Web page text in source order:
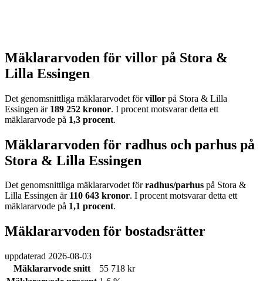
Mäklararvoden för villor på Stora &
Lilla Essingen
Det genomsnittliga mäklararvodet förvillor på Stora & Lilla
Essingen är 189 252 kronor. I procent motsvarar detta ett
mäklararvode på 1,3 procent.
Mäklararvoden för radhus och parhus på
Stora & Lilla Essingen
Det genomsnittliga mäklararvodet förradhus/parhus på Stora &
Lilla Essingen är 110 643 kronor. I procent motsvarar detta ett
mäklararvode på 1,1 procent.
Mäklararvoden för bostadsrätter
uppdaterad 2026-08-03
Mäklararvode snitt
55 718 kr